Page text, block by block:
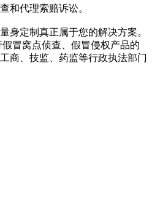
和代理索赔诉讼。
身定制真正属于您的解决方案。
冒窝点侦查、假冒侵权产品的
商、技监、药监等行政执法部门